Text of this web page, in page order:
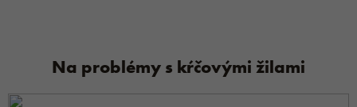
Na problémy s kŕčovými žilami